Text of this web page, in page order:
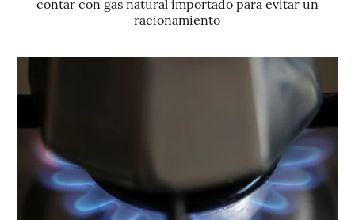
racionamiento